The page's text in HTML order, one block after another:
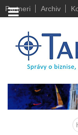
Partneri Archiv